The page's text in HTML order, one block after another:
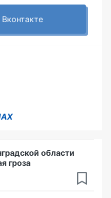
области
гроза